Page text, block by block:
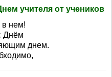
учителя от учеников
в нем!
Днём
днем.